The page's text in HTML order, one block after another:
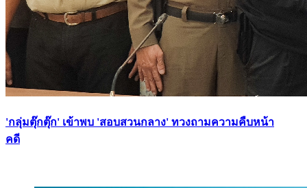
'กลุ่มตุ๊กตุ๊ก' เข้าพบ 'สอบสวนกลาง' ทวงถามความคืบหน้า
คดี